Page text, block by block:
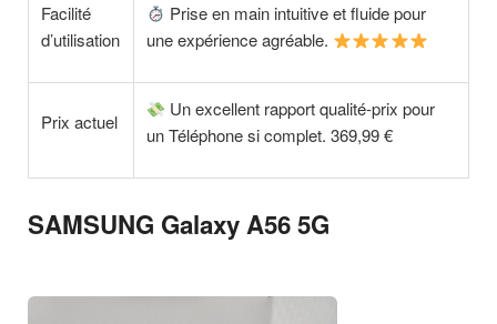
Facilité
d’utilisation
Prise en main intuitive et fluide pour
une expérience agréable.
Prix actuel
Un excellent rapport qualité-prix pour
un Téléphone si complet. 369,99 €
SAMSUNG Galaxy A56 5G